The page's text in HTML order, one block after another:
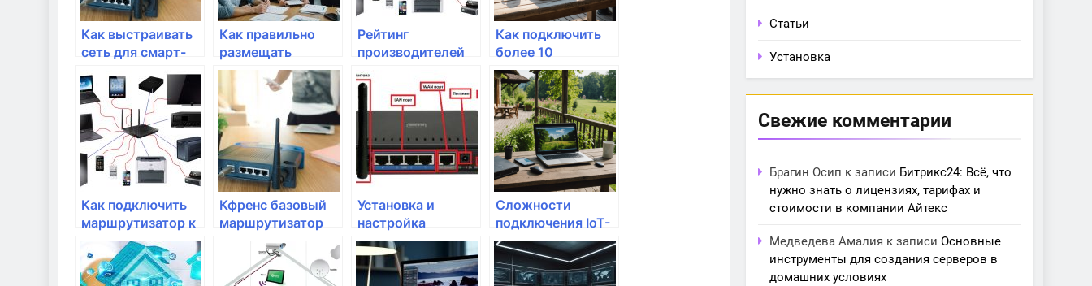
Как выстраивать
сеть для смарт-
Как правильно
размещать
маршрутизатор в
доме?
Рейтинг
производителей
маршрутизаторов:
что выбрать?
Как подключить
более 10
устройств к
домашней сети?
Как подключить
маршрутизатор к
домашнему
интернету
провайдера?
Кфренс базовый
маршрутизатор
для офисной сети
Установка и
настройка
маршрутизатора:
пошаговое
руководство
Сложности
подключения IoT-
устройств к
маршрутизатору
Статьи
Установка
Свежие комментарии
Брагин Осип к записи Битрикс24: Всё, что
нужно знать о лицензиях, тарифах и
стоимости в компании Айтекс
Медведева Амалия к записи Основные
инструменты для создания серверов в
домашних условиях